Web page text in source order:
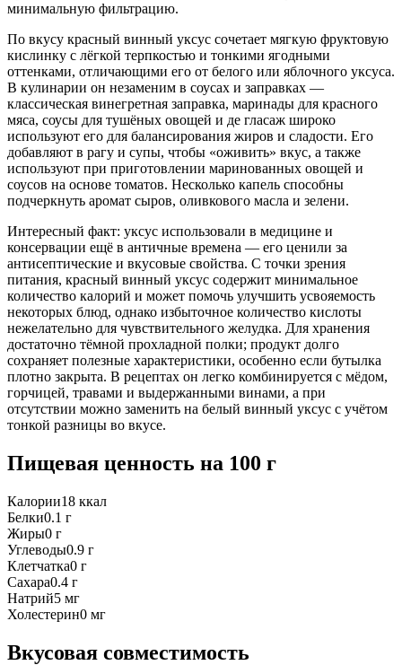
минимальную фильтрацию.
По вкусу красный винный уксус сочетает мягкую фруктовую
кислинку с лёгкой терпкостью и тонкими ягодными
оттенками, отличающими его от белогo или яблочного уксуса.
В кулинарии он незаменим в соусах и заправках —
классическая винегретная заправка, маринады для красного
мяса, соусы для тушёных овощей и де глаcаж широко
используют его для балансирования жиров и сладости. Его
добавляют в рагу и супы, чтобы «оживить» вкус, а также
используют при приготовлении маринованных овощей и
соусов на основе томатов. Несколько капель способны
подчеркнуть аромат сыров, оливкового масла и зелени.
Интересный факт: уксус использовали в медицине и
консервации ещё в античные времена — его ценили за
антисептические и вкусовые свойства. С точки зрения
питания, красный винный уксус содержит минимальное
количество калорий и может помочь улучшить усвояемость
некоторых блюд, однако избыточное количество кислоты
нежелательно для чувствительного желудка. Для хранения
достаточно тёмной прохладной полки; продукт долго
сохраняет полезные характеристики, особенно если бутылка
плотно закрыта. В рецептах он легко комбинируется с мёдом,
горчицей, травами и выдержанными винами, а при
отсутствии можно заменить на белый винный уксус с учётом
тонкой разницы во вкусе.
Пищевая ценность на 100 г
Калории18 ккал
Белки0.1 г
Жиры0 г
Углеводы0.9 г
Клетчатка0 г
Сахара0.4 г
Натрий5 мг
Холестерин0 мг
Вкусовая совместимость